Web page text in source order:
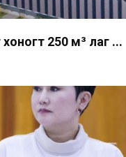
250 м³ лаг ...